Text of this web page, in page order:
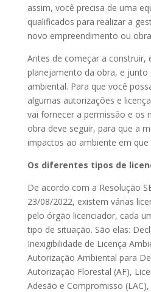
assim, você precisa de uma
qualificados para realizar a
novo empreendimento ou
Antes de começar a construir,
planejamento da obra, e
ambiental. Para que você
algumas autorizações e
vai fornecer a permissão e os
obra deve seguir, para que a
impactos ao ambiente em que
Os diferentes tipos de
De acordo com a Resolução
23/08/2022, existem várias
pelo órgão licenciador, cada
tipo de situação. São elas:
Inexigibilidade de Licença
Autorização Ambiental para
Autorização Florestal (AF),
Adesão e Compromisso